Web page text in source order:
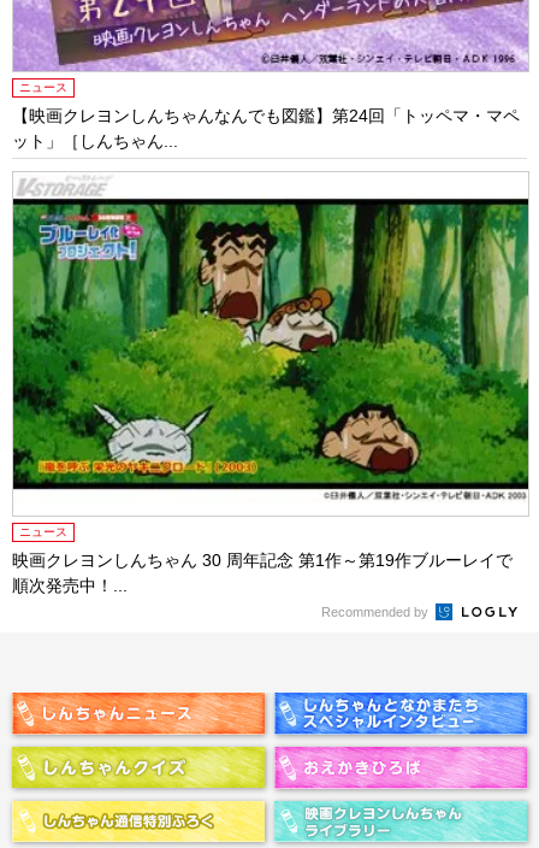
ニュース
【映画クレヨンしんちゃんなんでも図鑑】第24回「トッペマ・マペ
ット」［しんちゃん...
ニュース
映画クレヨンしんちゃん 30 周年記念 第1作～第19作ブルーレイで
順次発売中！...
Recommended by